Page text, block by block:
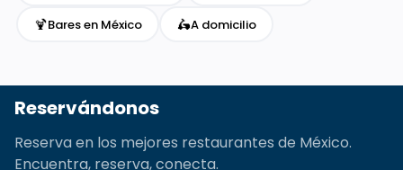
🍹Bares en México 🛵A domicilio
Reservándonos
Reserva en los mejores restaurantes de México.
Encuentra, reserva, conecta.